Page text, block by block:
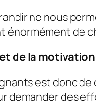
ne nous
énormément de
de la
est donc
demander des